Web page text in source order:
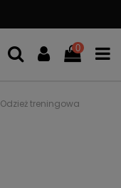
0
Odzież treningowa